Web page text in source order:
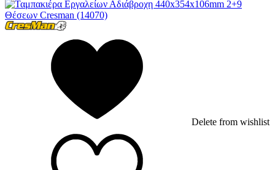
Delete from wishlist